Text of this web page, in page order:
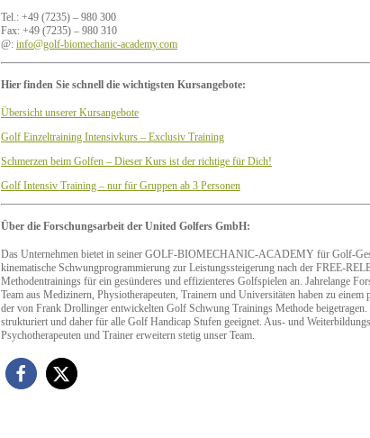
Tel.: +49 (7235) – 980 300
Fax: +49 (7235) – 980 310
@: info@golf-biomechanic-academy.com
Hier finden Sie schnell die wichtigsten Kursangebote:
Übersicht unserer Kursangebote
Golf Einzeltraining Intensivkurs – Exclusiv Training
Schmerzen beim Golfen – Dieser Kurs ist der richtige für Dich!
Golf Intensiv Training – nur für Gruppen ab 3 Personen
Über die Forschungsarbeit der United Golfers GmbH:
Das Unternehmen bietet in seiner GOLF-BIOMECHANIC-ACADEMY für Golf-
kinematische Schwungprogrammierung zur Leistungssteigerung nach der FREE-
Methodentrainings für ein gesünderes und effizienteres Golfspielen an. Jahrelange
Team aus Medizinern, Physiotherapeuten, Trainern und Universitäten haben zu
der von Frank Drollinger entwickelten Golf Schwung Trainings Methode
strukturiert und daher für alle Golf Handicap Stufen geeignet. Aus- und
Psychotherapeuten und Trainer erweitern stetig unser Team.